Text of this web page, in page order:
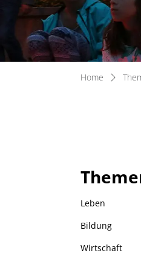
Home
Leben
Bildung
Wirtschaft